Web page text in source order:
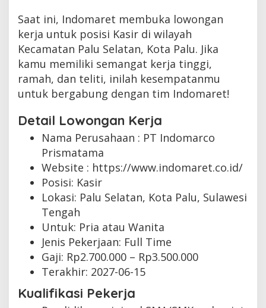
Saat ini, Indomaret membuka lowongan
kerja untuk posisi Kasir di wilayah
Kecamatan Palu Selatan, Kota Palu. Jika
kamu memiliki semangat kerja tinggi,
ramah, dan teliti, inilah kesempatanmu
untuk bergabung dengan tim Indomaret!
Detail Lowongan Kerja
Nama Perusahaan : PT Indomarco
Prismatama
Website : https://www.indomaret.co.id/
Posisi: Kasir
Lokasi: Palu Selatan, Kota Palu, Sulawesi
Tengah
Untuk: Pria atau Wanita
Jenis Pekerjaan: Full Time
Gaji: Rp2.700.000 – Rp3.500.000
Terakhir: 2027-06-15
Kualifikasi Pekerja